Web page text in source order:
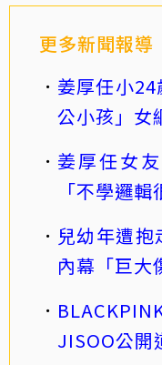
更多新聞報導
姜厚任小
公小孩」女
姜厚任女
「不學邏輯
兒幼年遭
內幕「巨大
JISOO公開